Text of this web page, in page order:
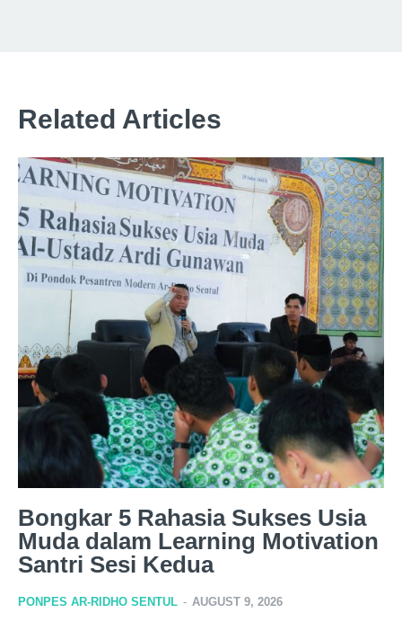
Related Articles
Bongkar 5 Rahasia Sukses Usia
Muda dalam Learning Motivation
Santri Sesi Kedua
PONPES AR-RIDHO SENTUL - AUGUST 9, 2026